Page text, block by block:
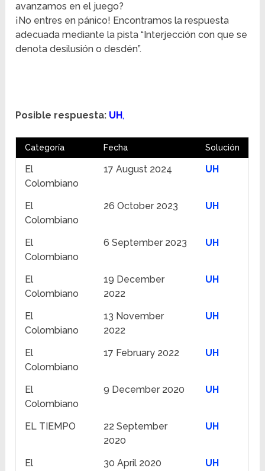
avanzamos en el juego?
¡No entres en pánico! Encontramos la respuesta
adecuada mediante la pista “Interjección con que se
denota desilusión o desdén”.
Posible respuesta: UH,
Categoría Fecha Solución
El
Colombiano
17 August 2024 UH
El
Colombiano
26 October 2023 UH
El
Colombiano
6 September 2023 UH
El
Colombiano
19 December
2022
UH
El
Colombiano
13 November
2022
UH
El
Colombiano
17 February 2022 UH
El
Colombiano
9 December 2020 UH
EL TIEMPO
22 September
2020
UH
El
30 April 2020 UH